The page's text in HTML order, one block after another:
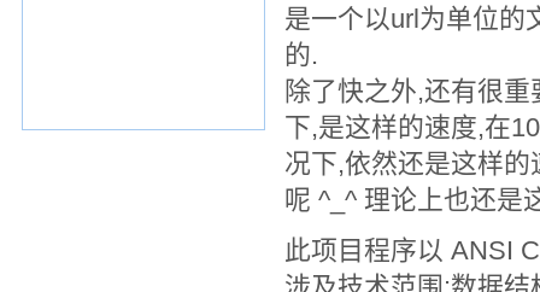
是一个以url为单位的
的.
除了快之外,还有很
下,是这样的速度,在
况下,依然还是这样
呢 ^_^ 理论上也还是
此项目程序以 ANSI